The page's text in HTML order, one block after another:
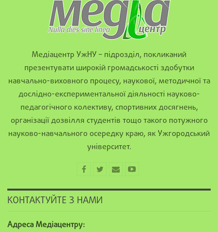
Медіацентр УжНУ – підрозділ, покликаний
презентувати широкій громадськості здобутки
навчально-виховного процесу, наукової, методичної та
дослідно-експериментальної діяльності науково-
педагогічного колективу, спортивних досягнень,
організації дозвілля студентів тощо такого потужного
науково-навчального осередку краю, як Ужгородський
університет.
КОНТАКТУЙТЕ З НАМИ
Адреса Медіацентру: